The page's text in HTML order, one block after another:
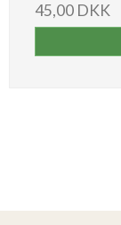
45,00 DKK